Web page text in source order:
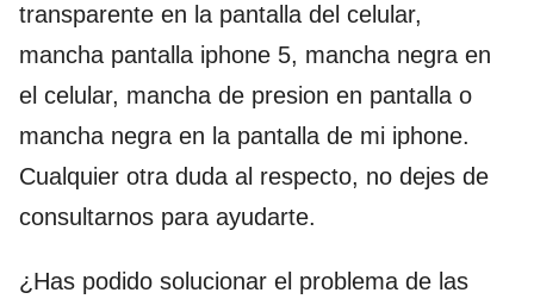
transparente en la pantalla del celular,
mancha pantalla iphone 5, mancha negra en
el celular, mancha de presion en pantalla o
mancha negra en la pantalla de mi iphone.
Cualquier otra duda al respecto, no dejes de
consultarnos para ayudarte.
¿Has podido solucionar el problema de las